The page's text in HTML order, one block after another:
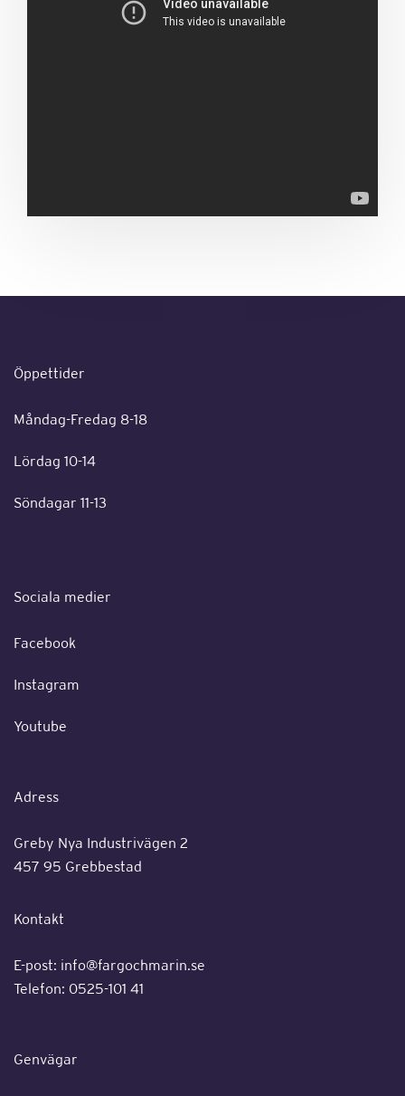
Öppettider
Måndag-Fredag 8-18
Lördag 10-14
Söndagar 11-13
Sociala medier
Facebook
Instagram
Youtube
Adress
Greby Nya Industrivägen 2
457 95 Grebbestad
Kontakt
E-post: info@fargochmarin.se
Telefon: 0525-101 41
Genvägar